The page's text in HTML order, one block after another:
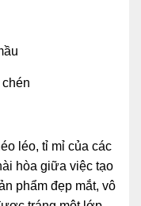
léo, tỉ mỉ của các
hòa giữa việc tạo
phẩm đẹp mắt, vô